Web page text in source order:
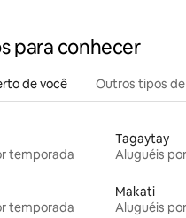
para conhecer
de você Outros tipos
temporada
Tagaytay
Aluguéis
temporada
Makati
Aluguéis